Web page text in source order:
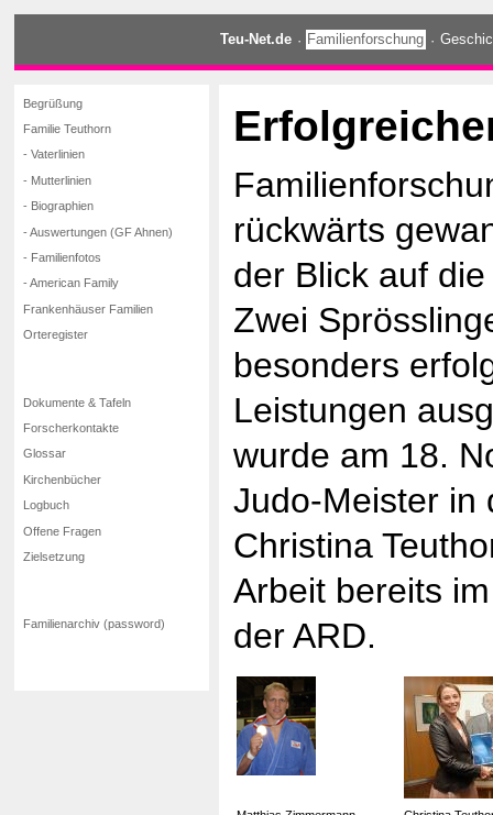
Teu-Net.de · Familienforschung ·
Begrüßung
Familie Teuthorn
- Vaterlinien
- Mutterlinien
- Biographien
- Auswertungen (GF Ahnen)
- Familienfotos
- American Family
Frankenhäuser Familien
Orteregister
Dokumente & Tafeln
Forscherkontakte
Glossar
Kirchenbücher
Logbuch
Offene Fragen
Zielsetzung
Familienarchiv (password)
rückwärts
der Blick auf
Zwei
besonders
Leistungen
wurde am 18.
Judo-Meister in
Christina
Arbeit bereits
der ARD.